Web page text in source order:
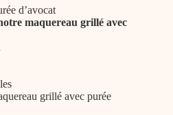
d’avocat
maquereau grillé avec
grillé avec purée